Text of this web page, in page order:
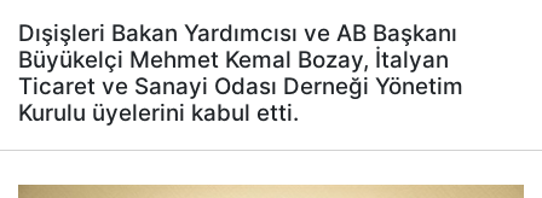
Dışişleri Bakan Yardımcısı ve AB Başkanı
Büyükelçi Mehmet Kemal Bozay, İtalyan
Ticaret ve Sanayi Odası Derneği Yönetim
Kurulu üyelerini kabul etti.